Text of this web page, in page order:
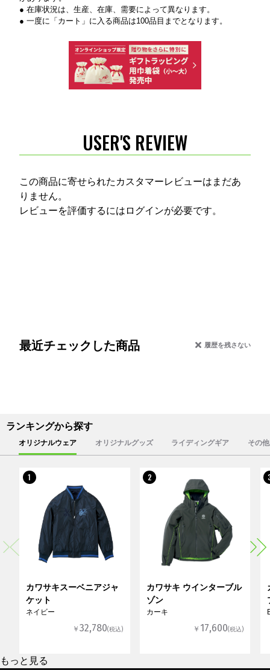
● 在庫状況は、生産、在庫、需要によって異なります。
● 一度に「カート」に入る商品は100品目までとなります。
USER'S REVIEW
この商品に寄せられたカスタマーレビューはまだあ
りません。
レビューを評価するには ログインが必要です。
最近チェックした商品 履歴を残さない
ランキングから探す
オリジナルウェア オリジナルグッズ ライディングギア その
1
カワサキスーベニアジャ
ケット
ネイビー
￥32,780(税込)
2
カワサキ ウインターブル
ゾン
カーキ
￥ 17,600(税込)
もっと見る